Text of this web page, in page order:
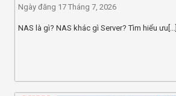
Ngày đăng 17 Tháng 7, 2026
NAS là gì? NAS khác gì Server? Tìm hiểu ưu[...]